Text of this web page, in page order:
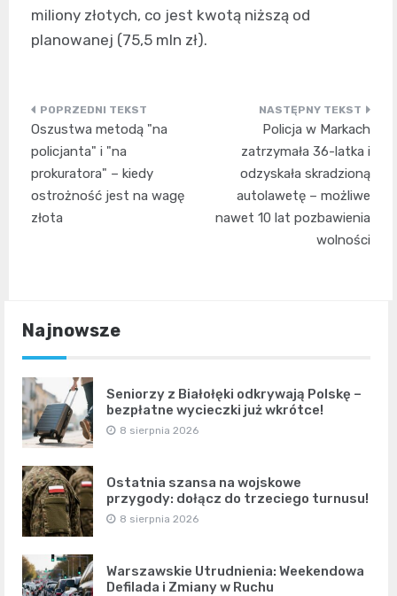
miliony złotych, co jest kwotą niższą od
planowanej (75,5 mln zł).
Nawigacja
wpisu
Oszustwa metodą "na
policjanta" i "na
prokuratora" – kiedy
ostrożność jest na wagę
złota
Policja w Markach
zatrzymała 36-latka i
odzyskała skradzioną
autolawetę – możliwe
nawet 10 lat pozbawienia
wolności
Najnowsze
Seniorzy z Białołęki odkrywają Polskę –
bezpłatne wycieczki już wkrótce!
8 sierpnia 2026
Ostatnia szansa na wojskowe
przygody: dołącz do trzeciego turnusu!
8 sierpnia 2026
Warszawskie Utrudnienia: Weekendowa
Defilada i Zmiany w Ruchu